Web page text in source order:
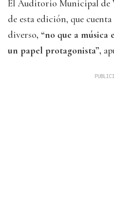
El Auditorio Municipal de
de esta edición, que
diverso, “no que a
un papel protagonista”,